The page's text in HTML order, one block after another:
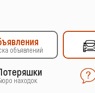
объявлений
находок